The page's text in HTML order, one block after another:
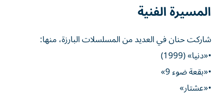
المسيرة الفنية
شاركت حنان في العديد من المسلسلات البارزة، منها:
•«دنيا» (1999)
•«بقعة ضوء 9»
•«عشتار»